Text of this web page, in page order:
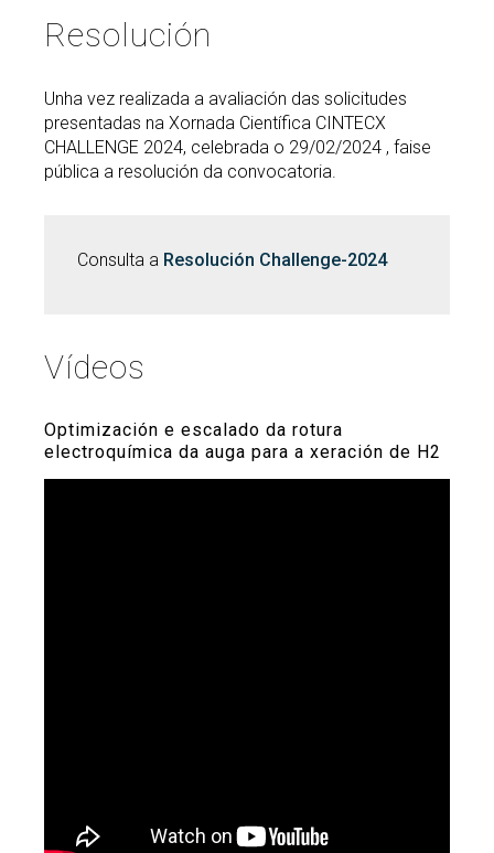
Resolución
Unha vez realizada a avaliación das solicitudes
presentadas na Xornada Científica CINTECX
CHALLENGE 2024, celebrada o 29/02/2024 , faise
pública a resolución da convocatoria.
Consulta a Resolución Challenge-2024
Vídeos
Optimización e escalado da rotura
electroquímica da auga para a xeración de H2